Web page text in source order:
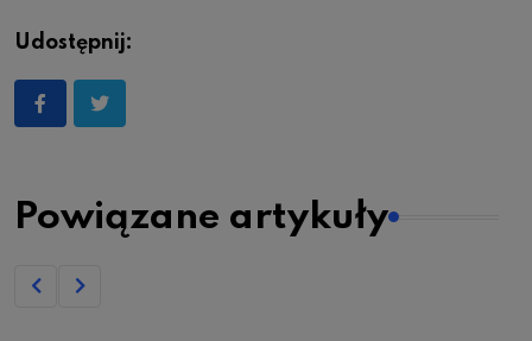
Udostępnij:
Powiązane artykuły